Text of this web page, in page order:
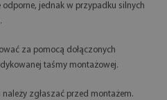
odporne, jednak w przypadku silnych
za pomocą dołączonych
taśmy montażowej.
zgłaszać przed montażem.